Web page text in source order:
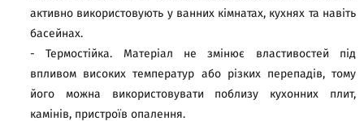
активно використовують у ванних кімнатах, кухнях та навіть
басейнах.
- Термостійка. Матеріал не змінює властивостей під
впливом високих температур або різких перепадів, тому
його можна використовувати поблизу кухонних плит,
камінів, пристроїв опалення.